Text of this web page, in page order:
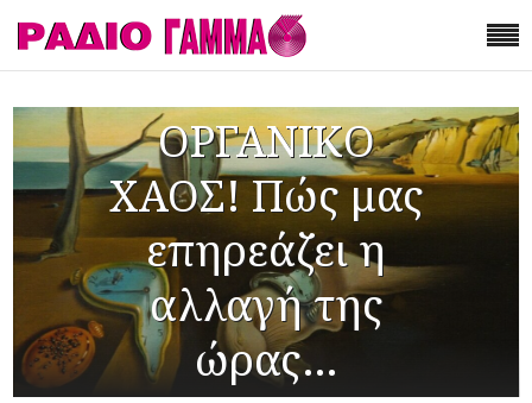
ΟΡΓΑΝΙΚΟ
ΧΑΟΣ! Πώς μας
επηρεάζει η
αλλαγή της
ώρας…